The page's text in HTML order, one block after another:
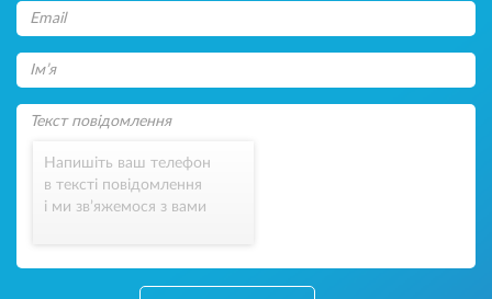
Напишіть ваш телефон
в тексті повідомлення
і ми зв’яжемося з вами